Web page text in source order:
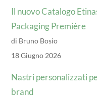
Il nuovo Catalogo
Packaging Première
di Bruno Bosio
18 Giugno 2026
Nastri personalizzati
brand